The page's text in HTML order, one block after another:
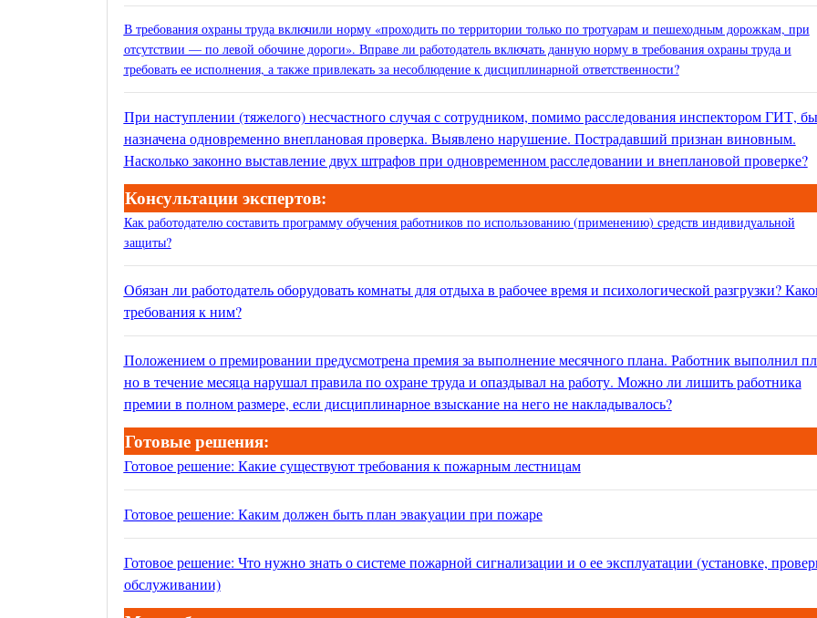
В требования охраны труда включили норму «проходить по территории только по тротуарам и пешеходным дорожкам, при
отсутствии — по левой обочине дороги». Вправе ли работодатель включать данную норму в требования охраны труда и
требовать ее исполнения, а также привлекать за несоблюдение к дисциплинарной ответственности?
При наступлении (тяжелого) несчастного случая с сотрудником, помимо расследования инспектором ГИТ,
назначена одновременно внеплановая проверка. Выявлено нарушение. Пострадавший признан виновным.
Насколько законно выставление двух штрафов при одновременном расследовании и внеплановой проверке?
Консультации экспертов:
Как работодателю составить программу обучения работников по использованию (применению) средств индивидуальной
защиты?
Обязан ли работодатель оборудовать комнаты для отдыха в рабочее время и психологической разгрузки?
требования к ним?
Положением о премировании предусмотрена премия за выполнение месячного плана. Работник выполнил
но в течение месяца нарушал правила по охране труда и опаздывал на работу. Можно ли лишить работника
премии в полном размере, если дисциплинарное взыскание на него не накладывалось?
Готовые решения:
Готовое решение: Какие существуют требования к пожарным лестницам
Готовое решение: Каким должен быть план эвакуации при пожаре
Готовое решение: Что нужно знать о системе пожарной сигнализации и о ее эксплуатации (установке,
обслуживании)